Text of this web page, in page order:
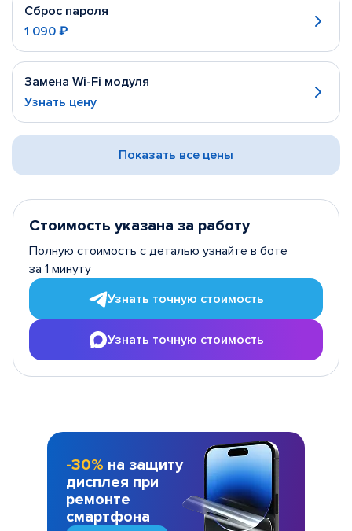
Сброс пароля
1 090 ₽
Замена Wi-Fi модуля
Узнать цену
Показать все цены
Стоимость указана за работу
Полную стоимость с деталью узнайте в боте
за 1 минуту
Узнать точную стоимость
Узнать точную стоимость
-30% на защиту
дисплея при
ремонте
смартфона